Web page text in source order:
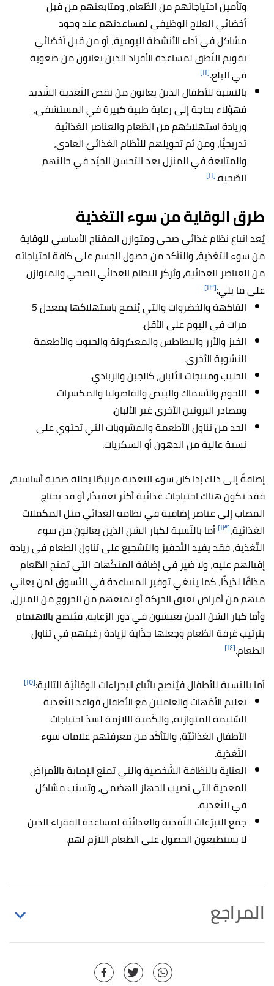
وتأمين احتياجاتهم من الطّعام، ومتابعتهم من قبل
أخصّائي العلاج الوظيفي لمساعدتهم عند وجود
مشاكل في أداء الأنشطة اليومية، أو من قبل أخصّائي
تقويم النّطق لمساعدة الأفراد الذين يعانون من صعوبة
في البلع.[١١]
بالنسبة للأطفال الذين يعانون من نقص التّغذية الشّديد
فهؤلاء بحاجة إلى رعاية طبية كبيرة في المستشفى،
وزيادة استهلاكهم من الطّعام والعناصر الغذائية
تدريجيًّا، ومن ثم تحويلهم للنّظام الغذائيّ العادي،
والمتابعة في المنزل بعد التحسن الجيّد في حالتهم
الصّحية.[١١]
طرق الوقاية من سوء التغذية
يُعد اتباع نظام غذائي صحي ومتوازن المفتاح الأساسي للوقاية
من سوء التغذية، والتأكد من حصول الجسم على كافة احتياجاته
من العناصر الغذائية، ويُركز النظام الغذائي الصحي والمتوازن
على ما يلي:[١٣]
الفاكهة والخضروات والتي يُنصح باستهلاكها بمعدل 5
مرات في اليوم على الأقل.
الخبز والأرز والبطاطس والمعكرونة والحبوب والأطعمة
النشوية الأخرى.
الحليب ومنتجات الألبان، كالجبن والزبادي.
اللحوم والأسماك والبيض والفاصوليا والمكسرات
ومصادر البروتين الأخرى غير الألبان.
الحد من تناول الأطعمة والمشروبات التي تحتوي على
نسبة عالية من الدهون أو السكريات.
إضافةً إلى ذلك إذا كان سوء التغذية مرتبطًا بحالة صحية أساسية،
فقد تكون هناك احتياجات غذائية أكثر تعقيدًا، أو قد يحتاج
المصاب إلى عناصر إضافية في نظامه الغذائي مثل المكملات
الغذائية،[١٣]
أما بالنّسبة لكبار السّن الذين يعانون من سوء
التّغذية، فقد يفيد التّحفيز والتشجيع على تناول الطعام في زيادة
إقبالهم عليه، ولا ضير في إضافة المنكّهات التي تمنح الطّعام
مذاقًا لذيذًا، كما ينبغي توفير المساعدة في التّسوق لمن يعاني
منهم من أمراض تعيق الحركة أو تمنعهم من الخروج من المنزل،
وأما كبار السّن الذين يعيشون في دور الرّعاية، فيُنصح بالاهتمام
بترتيب غرفة الطّعام وجعلها جذّابة لزيادة رغبتهم في تناول
الطعام.[١٤]
أما بالنسبة للأطفال فيُنصح باتّباع الإجراءات الوقائيّة التالية:[١٥]
تعليم الأمّهات والعاملين مع الأطفال قواعد التّغذية
السّليمة المتوازنة، والكّمية اللازمة لسدّ احتياجات
الأطفال الغذائيّة، والتأكّد من معرفتهم علامات سوء
التّغذية.
العناية بالنظافة الشّخصية والتي تمنع الإصابة بالأمراض
المعدية التي تصيب الجهاز الهضمي، وتسبّب مشاكل
في التّغذية.
جمع التبرّعات النّقدية والغذائيّة لمساعدة الفقراء الذين
لا يستطيعون الحصول على الطعام اللازم لهم.
المراجع
Retrieved 27/3/2021. Edited.